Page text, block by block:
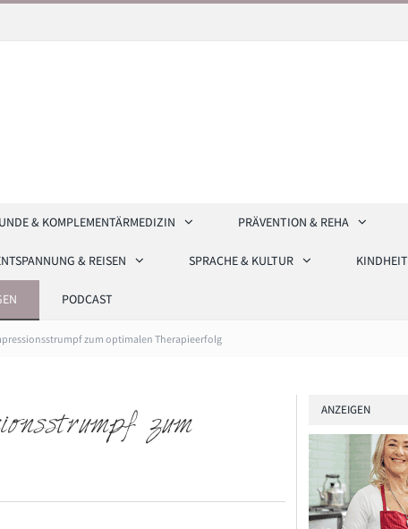
& KOMPLEMENTÄRMEDIZIN PRÄVENTION & REHA
& REISEN SPRACHE & KULTUR KINDHEIT
PODCAST
zum optimalen Therapieerfolg
zum
ANZEIGEN